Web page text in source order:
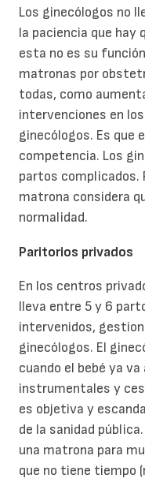
Los ginecólogos no
la paciencia que hay
esta no es su
matronas por
todas, como
intervenciones en
ginecólogos. Es que
competencia. Los
partos complicados.
matrona considera
normalidad.
Paritorios privados
En los centros
lleva entre 5 y 6
intervenidos,
ginecólogos. El
cuando el bebé ya
instrumentales y
es objetiva y
de la sanidad
una matrona para
que no tiene tiempo